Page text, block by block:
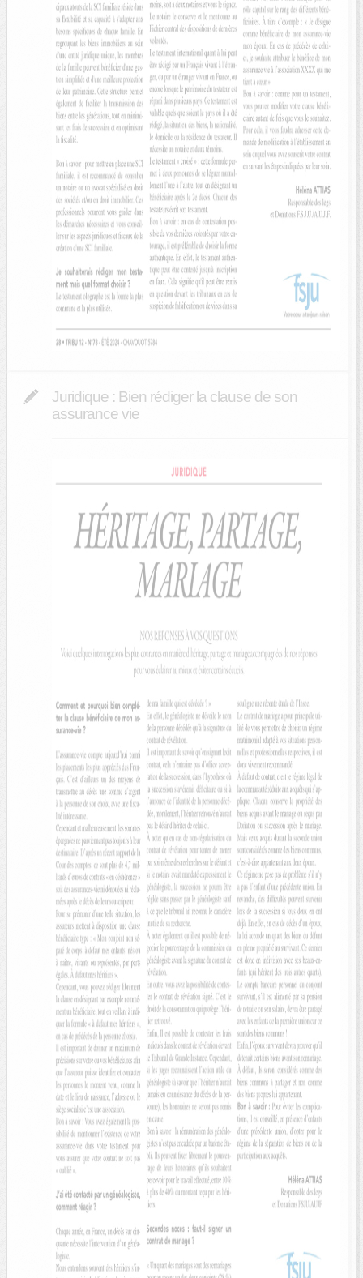
Juridique : Bien rédiger la clause de son
assurance vie